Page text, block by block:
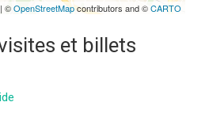
| ©OpenStreetMapcontributors and ©CARTO
et billets